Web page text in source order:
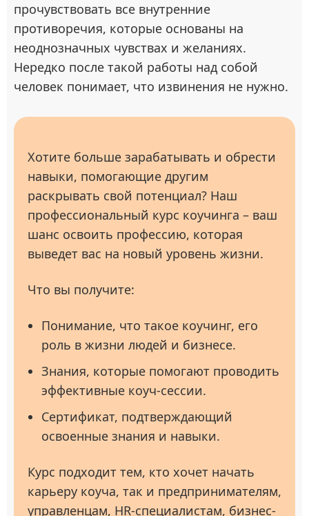
прочувствовать все внутренние
противоречия, которые основаны на
неоднозначных чувствах и желаниях.
Нередко после такой работы над собой
человек понимает, что извинения не нужно.
Хотите больше зарабатывать и обрести
навыки, помогающие другим
раскрывать свой потенциал? Наш
профессиональный курс коучинга – ваш
шанс освоить профессию, которая
выведет вас на новый уровень жизни.
Что вы получите:
Понимание, что такое коучинг, его
роль в жизни людей и бизнесе.
Знания, которые помогают проводить
эффективные коуч-сессии.
Сертификат, подтверждающий
освоенные знания и навыки.
Курс подходит тем, кто хочет начать
карьеру коуча, так и предпринимателям,
управленцам, HR-специалистам, бизнес-